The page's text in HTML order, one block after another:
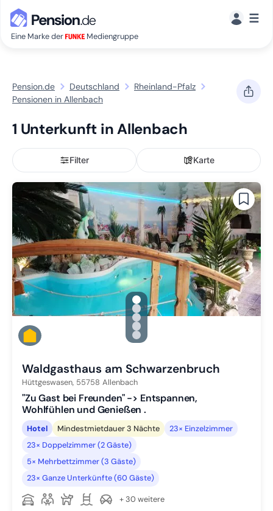
Eine Marke der Mediengruppe
☰
Pension.de Deutschland
Rheinland-Pfalz
Pensionen in Allenbach
1 Unterkunft in Allenbach
Filter Karte
gallery.slide_selector
Zu Slide 1 wechseln
Zu Slide 2 wechseln
Zu Slide 3 wechseln
Zu Slide 4 wechseln
Zu Slide 5 wechseln
Waldgasthaus am Schwarzenbruch
Hüttgeswasen, 55758 Allenbach
"Zu Gast bei Freunden" -> Entspannen,
Wohlfühlen und Genießen .
Hotel Mindestmietdauer 3 Nächte
23× Einzelzimmer
23× Doppelzimmer (2 Gäste)
5× Mehrbettzimmer (3 Gäste)
23× Ganze Unterkünfte (60 Gäste)
+ 30 weitere